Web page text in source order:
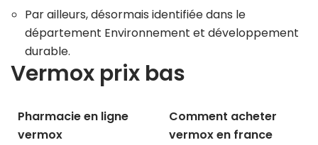
Par ailleurs, désormais identifiée dans le
département Environnement et développement
durable.
Vermox prix bas
Pharmacie en ligne
vermox
Comment acheter
vermox en france